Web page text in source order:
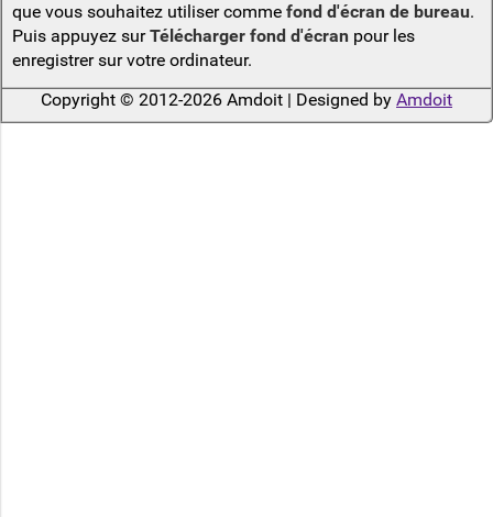
que vous souhaitez utiliser comme fond d'écran de bureau.
Puis appuyez surTélécharger fond d'écranpour les
enregistrer sur votre ordinateur.
Copyright © 2012-2026 Amdoit | Designed by Amdoit